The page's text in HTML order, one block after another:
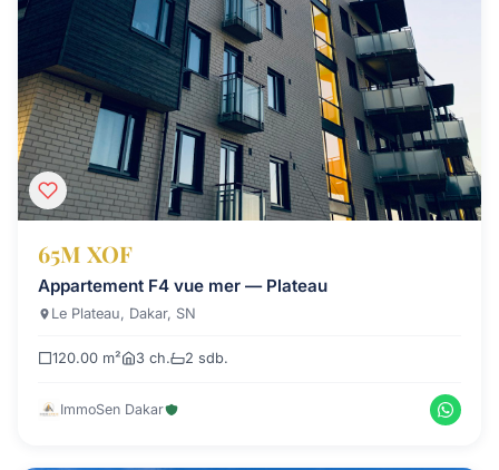
65M XOF
Appartement F4 vue mer — Plateau
Le Plateau, Dakar, SN
120.00 m² 3 ch. 2 sdb.
ImmoSen Dakar